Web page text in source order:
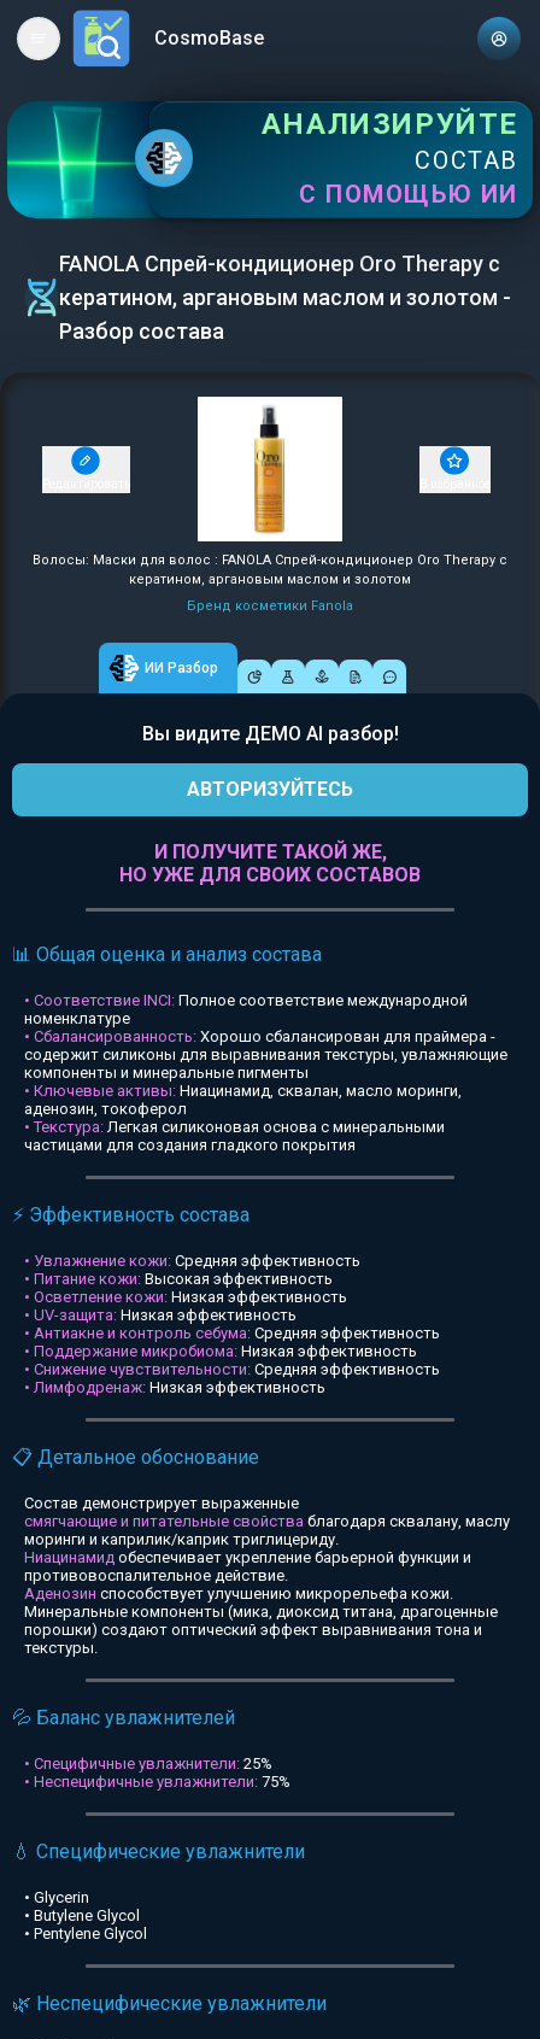
Open main menuCosmoBase
АНАЛИЗИРУЙТЕ
СОСТАВ
С ПОМОЩЬЮ ИИ
FANOLA Спрей-кондиционер Oro Therapy с
кератином, аргановым маслом и золотом -
Разбор состава
Волосы: Маски для волос : FANOLA Спрей-кондиционер Oro Therapy с
кератином, аргановым маслом и золотом
Бренд косметики Fanola
ИИ Разбор
Вы видите ДЕМО AI разбор!
АВТОРИЗУЙТЕСЬ
И ПОЛУЧИТЕ ТАКОЙ ЖЕ,
НО УЖЕ ДЛЯ СВОИХ СОСТАВОВ
📊 Общая оценка и анализ состава
• Соответствие INCI: Полное соответствие международной
номенклатуре
• Сбалансированность: Хорошо сбалансирован для праймера -
содержит силиконы для выравнивания текстуры, увлажняющие
компоненты и минеральные пигменты
• Ключевые активы: Ниацинамид, сквалан, масло моринги,
аденозин, токоферол
• Текстура:Легкая силиконовая основа с минеральными
частицами для создания гладкого покрытия
⚡ Эффективность состава
• Увлажнение кожи: Средняя эффективность
• Питание кожи: Высокая эффективность
• Осветление кожи: Низкая эффективность
• UV-защита: Низкая эффективность
• Антиакне и контроль себума: Средняя эффективность
• Поддержание микробиома: Низкая эффективность
• Снижение чувствительности: Средняя эффективность
• Лимфодренаж: Низкая эффективность
📋 Детальное обоснование
Состав демонстрирует выраженные
смягчающие и питательные свойства благодаря сквалану, маслу
моринги и каприлик/каприк триглицериду.
Ниацинамид обеспечивает укрепление барьерной функции и
противовоспалительное действие.
Аденозин способствует улучшению микрорельефа кожи.
Минеральные компоненты (мика, диоксид титана, драгоценные
порошки) создают оптический эффект выравнивания тона и
текстуры.
💦 Баланс увлажнителей
• Специфичные увлажнители: 25%
• Неспецифичные увлажнители: 75%
💧 Специфические увлажнители
• Glycerin
• Butylene Glycol
• Pentylene Glycol
🌿 Неспецифические увлажнители